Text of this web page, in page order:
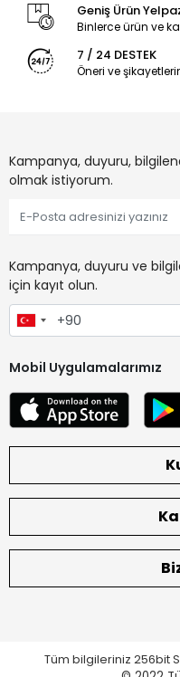
Geniş Ürün
Binlerce ürün ve
7 / 24 DESTEK
Öneri ve
Kampanya, duyuru,
olmak istiyorum.
Kampanya, duyuru ve
için kayıt olun.
Mobil Uygulamalarımız
Tüm bilgileriniz 256bit